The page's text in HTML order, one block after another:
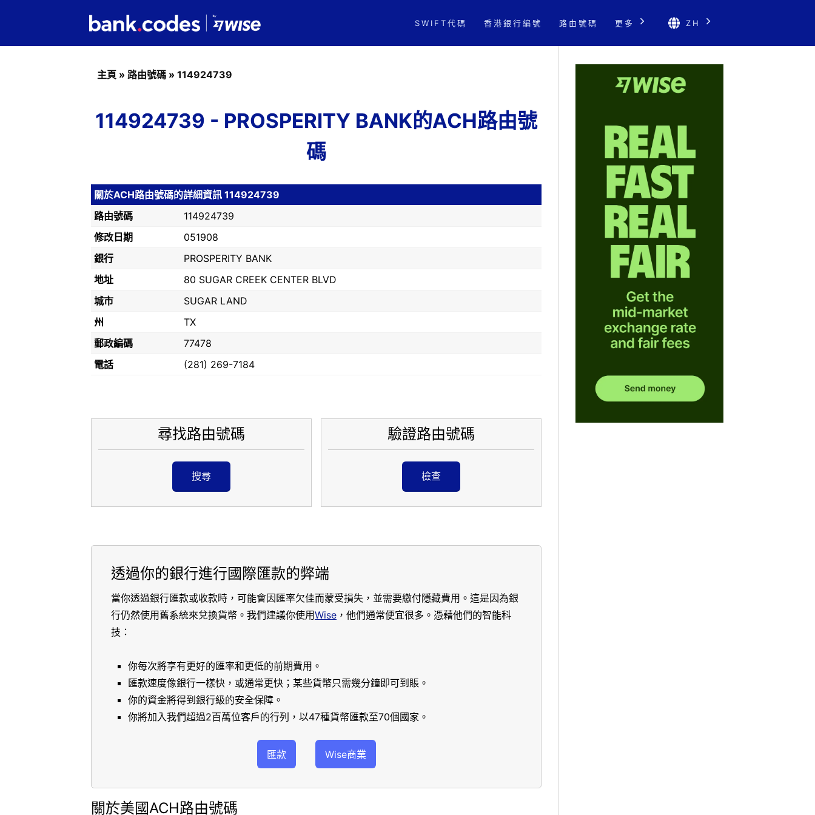
SWIFT代碼 香港銀行編號 路由號碼 更多 ZH
主頁 » 路由號碼 » 114924739
114924739 - PROSPERITY BANK的ACH路由號
碼
關於ACH路由號碼的詳細資訊 114924739
路由號碼
114924739
修改日期
051908
銀行
PROSPERITY BANK
地址
80 SUGAR CREEK CENTER BLVD
城市
SUGAR LAND
州
TX
郵政編碼
77478
電話
(281) 269-7184
尋找路由號碼
搜尋
驗證路由號碼
檢查
透過你的銀行進行國際匯款的弊端
當你透過銀行匯款或收款時，可能會因匯率欠佳而蒙受損失，並需要繳付隱藏費用。這是因為銀
行仍然使用舊系統來兌換貨幣。我們建議你使用Wise ，他們通常便宜很多。憑藉他們的智能科
技：
你每次將享有更好的匯率和更低的前期費用。
匯款速度像銀行一樣快，或通常更快；某些貨幣只需幾分鐘即可到賬。
你的資金將得到銀行級的安全保障。
你將加入我們超過2百萬位客戶的行列，以47種貨幣匯款至70個國家。
匯款 Wise商業
關於美國ACH路由號碼